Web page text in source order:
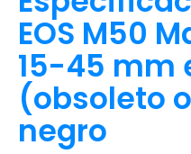
EOS M50
15-45 mm
(obsoleto
negro